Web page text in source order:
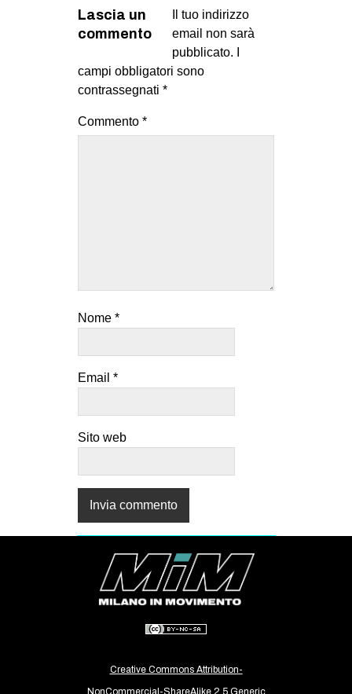
Lascia un
commento
Il tuo indirizzo
email non sarà
pubblicato.
campi obbligatori sono
contrassegnati *
Commento *
Nome *
Email *
Sito web
Creative Commons Attribution-
NonCommercial-ShareAlike 2.5 Generic